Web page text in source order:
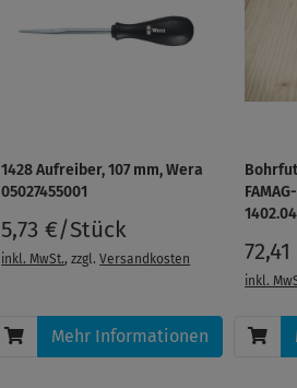
1428 Aufreiber, 107 mm, Wera
05027455001
5,73 €/Stück
inkl. MwSt., zzgl.Versandkosten
Mehr Informationen
inkl.